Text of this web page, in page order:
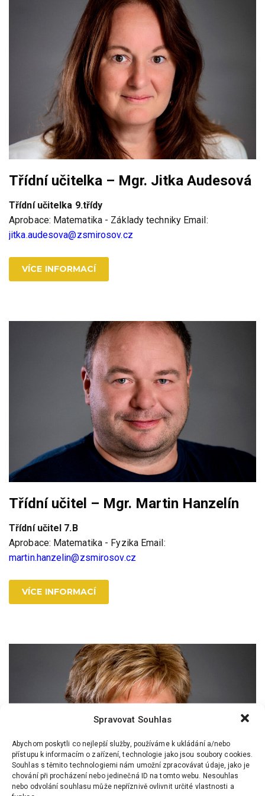
Spravovat Souhlas
Abychom poskytli co nejlepší služby, používáme k ukládání a/nebo
přístupu k informacím o zařízení, technologie jako jsou soubory cookies.
Souhlas s těmito technologiemi nám umožní zpracovávat údaje, jako je
chování při procházení nebo jedinečná ID na tomto webu. Nesouhlas
nebo odvolání souhlasu může nepříznivě ovlivnit určité vlastnosti a
Třídní učitelka – Mgr. Jitka Audesová
Třídní učitelka 9.třídy
Aprobace: Matematika - Základy techniky Email:
jitka.audesova@zsmirosov.cz
VÍCE INFORMACÍ
Třídní učitel – Mgr. Martin Hanzelín
Třídní učitel 7.B
Aprobace: Matematika - Fyzika Email:
martin.hanzelin@zsmirosov.cz
VÍCE INFORMACÍ